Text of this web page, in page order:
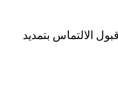
الالتماس بتمديد